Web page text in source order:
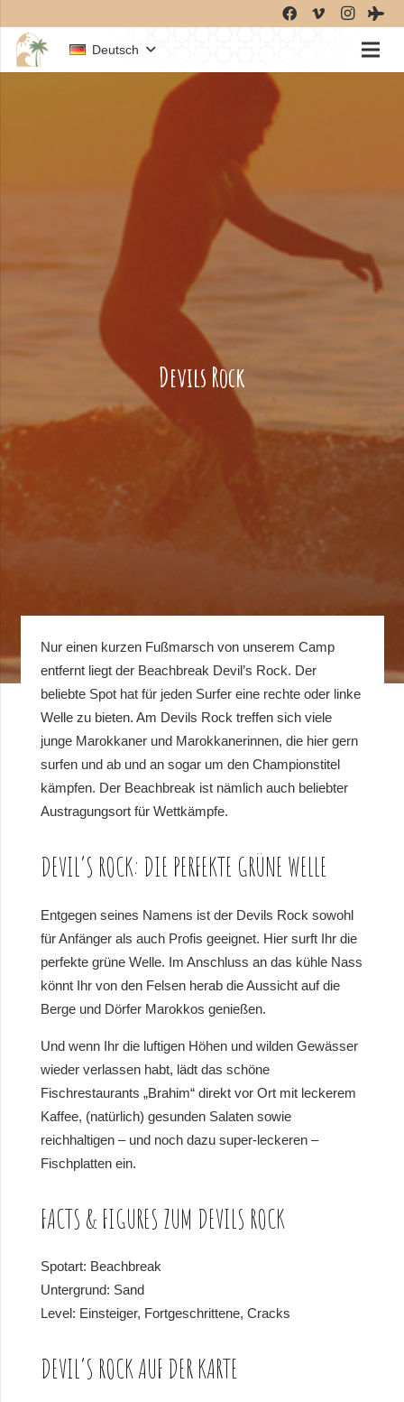
Deutsch
Devils Rock
Nur einen kurzen Fußmarsch von unserem Camp
entfernt liegt der Beachbreak Devil’s Rock. Der
beliebte Spot hat für jeden Surfer eine rechte oder linke
Welle zu bieten. Am Devils Rock treffen sich viele
junge Marokkaner und Marokkanerinnen, die hier gern
surfen und ab und an sogar um den Championstitel
kämpfen. Der Beachbreak ist nämlich auch beliebter
Austragungsort für Wettkämpfe.
DEVIL’S ROCK: DIE PERFEKTE GRÜNE WELLE
Entgegen seines Namens ist der Devils Rock sowohl
für Anfänger als auch Profis geeignet. Hier surft Ihr die
perfekte grüne Welle. Im Anschluss an das kühle Nass
könnt Ihr von den Felsen herab die Aussicht auf die
Berge und Dörfer Marokkos genießen.
Und wenn Ihr die luftigen Höhen und wilden Gewässer
wieder verlassen habt, lädt das schöne
Fischrestaurants „Brahim“ direkt vor Ort mit leckerem
Kaffee, (natürlich) gesunden Salaten sowie
reichhaltigen – und noch dazu super-leckeren –
Fischplatten ein.
FACTS & FIGURES ZUM DEVILS ROCK
Spotart: Beachbreak
Untergrund: Sand
Level: Einsteiger, Fortgeschrittene, Cracks
DEVIL’S ROCK AUF DER KARTE